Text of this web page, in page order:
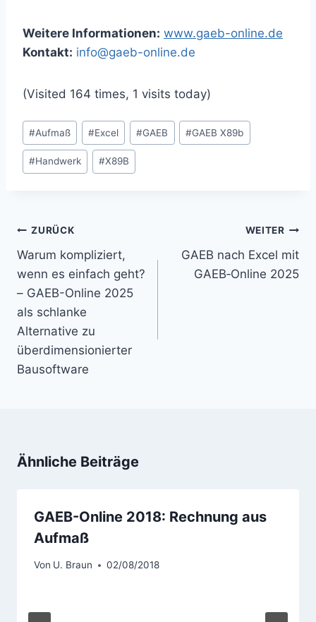
Weitere Informationen: www.gaeb-online.de
Kontakt: info@gaeb-online.de
(Visited 164 times, 1 visits today)
Schlagworte:
#Aufmaß #Excel #GAEB #GAEB X89b
#Handwerk #X89B
Beitragsnavigation
ZURÜCK
Warum kompliziert,
wenn es einfach geht?
– GAEB-Online 2025
als schlanke
Alternative zu
überdimensionierter
Bausoftware
WEITER
GAEB nach Excel mit
GAEB‑Online 2025
Ähnliche Beiträge
GAEB-Online 2018: Rechnung aus
Aufmaß
Von U. Braun 02/08/2018